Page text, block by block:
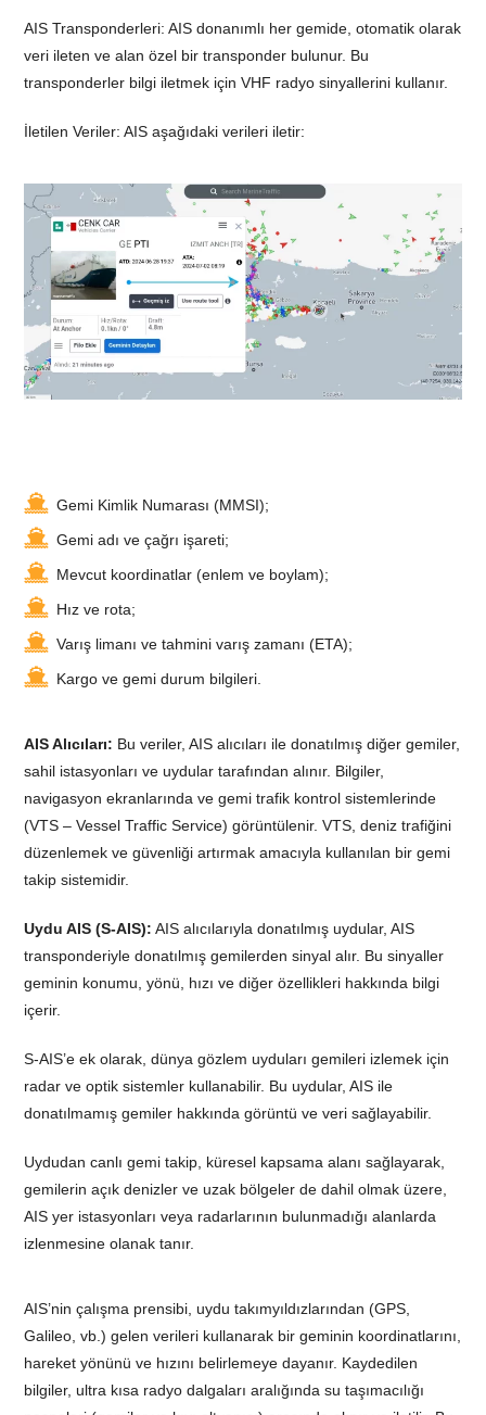
AIS Transponderleri: AIS donanımlı her gemide, otomatik olarak
veri ileten ve alan özel bir transponder bulunur. Bu
transponderler bilgi iletmek için VHF radyo sinyallerini kullanır.
İletilen Veriler: AIS aşağıdaki verileri iletir:
Gemi Kimlik Numarası (MMSI);
Gemi adı ve çağrı işareti;
Mevcut koordinatlar (enlem ve boylam);
Hız ve rota;
Varış limanı ve tahmini varış zamanı (ETA);
Kargo ve gemi durum bilgileri.
AIS Alıcıları: Bu veriler, AIS alıcıları ile donatılmış diğer gemiler,
sahil istasyonları ve uydular tarafından alınır. Bilgiler,
navigasyon ekranlarında ve gemi trafik kontrol sistemlerinde
(VTS – Vessel Traffic Service) görüntülenir. VTS, deniz trafiğini
düzenlemek ve güvenliği artırmak amacıyla kullanılan bir gemi
takip sistemidir.
Uydu AIS (S-AIS): AIS alıcılarıyla donatılmış uydular, AIS
transponderiyle donatılmış gemilerden sinyal alır. Bu sinyaller
geminin konumu, yönü, hızı ve diğer özellikleri hakkında bilgi
içerir.
S-AIS’e ek olarak, dünya gözlem uyduları gemileri izlemek için
radar ve optik sistemler kullanabilir. Bu uydular, AIS ile
donatılmamış gemiler hakkında görüntü ve veri sağlayabilir.
Uydudan canlı gemi takip, küresel kapsama alanı sağlayarak,
gemilerin açık denizler ve uzak bölgeler de dahil olmak üzere,
AIS yer istasyonları veya radarlarının bulunmadığı alanlarda
izlenmesine olanak tanır.
AIS’nin çalışma prensibi, uydu takımyıldızlarından (GPS,
Galileo, vb.) gelen verileri kullanarak bir geminin koordinatlarını,
hareket yönünü ve hızını belirlemeye dayanır. Kaydedilen
bilgiler, ultra kısa radyo dalgaları aralığında su taşımacılığı